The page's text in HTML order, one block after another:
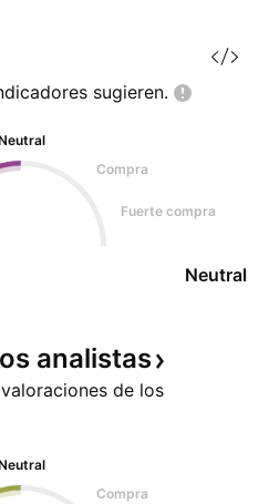
sugieren.
Compra
Fuerte compra
Neutral
analistas
de los
Compra